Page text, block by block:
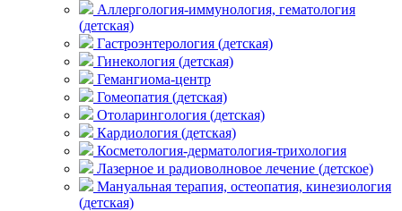
Аллергология-иммунология, гематология
(детская)
Гастроэнтерология (детская)
Гинекология (детская)
Гемангиома-центр
Гомеопатия (детская)
Отоларингология (детская)
Кардиология (детская)
Косметология-дерматология-трихология
Лазерное и радиоволновое лечение (детское)
Мануальная терапия, остеопатия, кинезиология
(детская)